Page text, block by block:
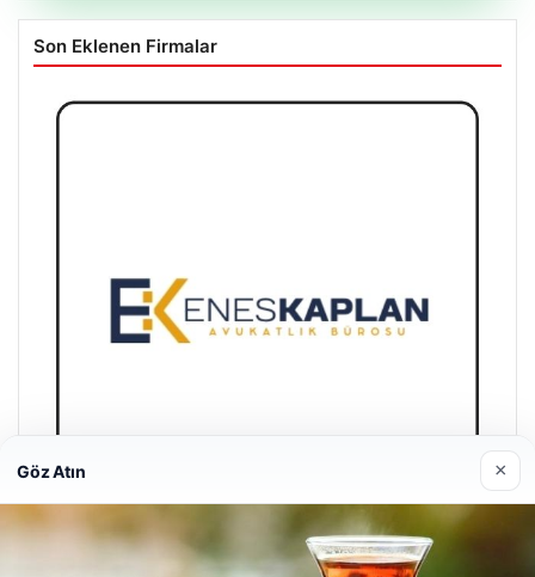
Son Eklenen Firmalar
Enes Kaplan Avukatlık Bürosu
Göz Atın ×